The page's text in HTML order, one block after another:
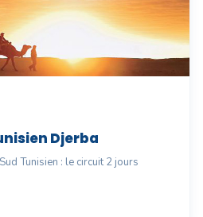
Djerba
Tunisien : le circuit 2 jours